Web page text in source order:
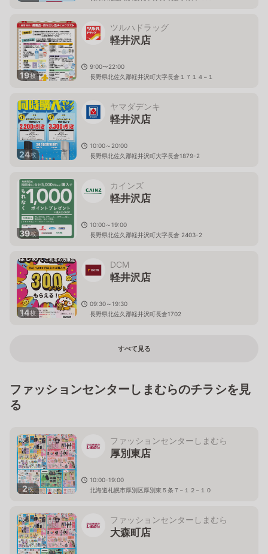
19枚
ツルハドラッグ
軽井沢店
9:00〜22:00
長野県北佐久郡軽井沢町大字長倉１７１４−１
24枚
ヤマダデンキ
軽井沢店
10:00～20:00
長野県北佐久郡軽井沢町大字長倉1879-2
39枚
カインズ
軽井沢店
10:00～19:00
長野県北佐久郡軽井沢町大字長倉 2403-2
14枚
DCM
軽井沢店
09:30～19:30
長野県北佐久郡軽井沢町長倉1702
すべて見る
ファッションセンターしまむらのチラシを見
る
2枚
ファッションセンターしまむら
厚別東店
10:00-19:00
北海道札幌市厚別区厚別東５条７−１２−１０
ファッションセンターしまむら
大森町店